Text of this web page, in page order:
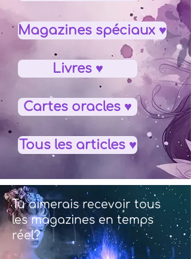
Magazines spéciaux ♥
Livres ♥
Cartes oracles ♥
Tous les articles ♥
Tu aimerais recevoir tous
les magazines en temps
réel?